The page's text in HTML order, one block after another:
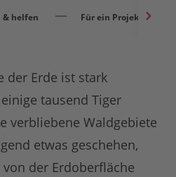
& helfen Für ein Projekt
der Erde ist stark
tausend Tiger
verbliebene Waldgebiete
etwas geschehen,
der Erdoberfläche